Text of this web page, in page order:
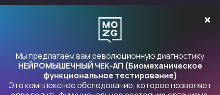
Санкт-Петербург
Продукты Правка
Мы предлагаем вам революционную диагностику
НЕЙРОМЫШЕЧНЫЙ ЧЕК-АП (Биомеханическое
функциональное тестирование)
Это комплексное обследование, которое позволяет